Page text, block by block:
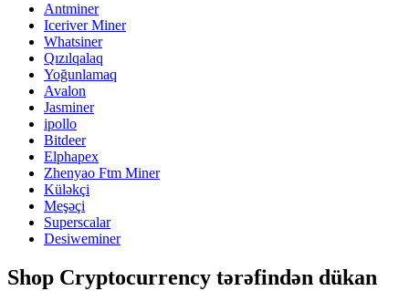
Antminer
Iceriver Miner
Whatsiner
Qızılqalaq
Yoğunlamaq
Avalon
Jasminer
ipollo
Bitdeer
Elphapex
Zhenyao Ftm Miner
Küləkçi
Meşəçi
Superscalar
Desiweminer
Shop Cryptocurrency tərəfindən dükan